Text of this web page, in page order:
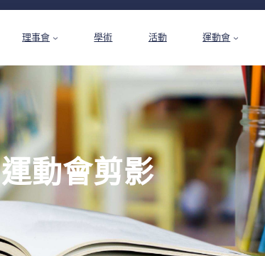
理事會 學術 活動 運動會
運動會剪影